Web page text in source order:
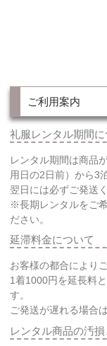
ご利用案内
礼服レンタル期間に
レンタル期間は商品
用日の2日前）から3
翌日には必ずご発送く
※長期レンタルをご
ださい。
延滞料金について
お客様の都合により
1着1000円を延長料
す。
ご発送が遅れる場合
レンタル商品の汚